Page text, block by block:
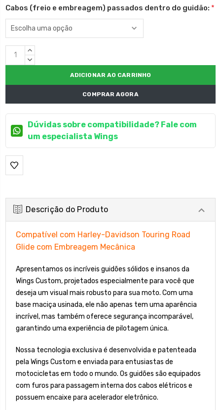
Cabos (freio e embreagem) passados dentro do guidão: *
EstoqueQUANTIDADE
CRESCENTE:
QUANTIDADE
COMPRAR AGORA
Dúvidas sobre compatibilidade? Fale com
um especialista Wings
Descrição do Produto
Compatível com Harley-Davidson Touring Road
Glide com Embreagem Mecânica
Apresentamos os incríveis guidões sólidos e insanos da
Wings Custom, projetados especialmente para você que
deseja um visual mais robusto para sua moto. Com uma
base maciça usinada, ele não apenas tem uma aparência
incrível, mas também oferece segurança incomparável,
garantindo uma experiência de pilotagem única.
Nossa tecnologia exclusiva é desenvolvida e patenteada
pela Wings Custom e enviada para entusiastas de
motocicletas em todo o mundo. Os guidões são equipados
com furos para passagem interna dos cabos elétricos e
possuem encaixe para acelerador eletrônico.